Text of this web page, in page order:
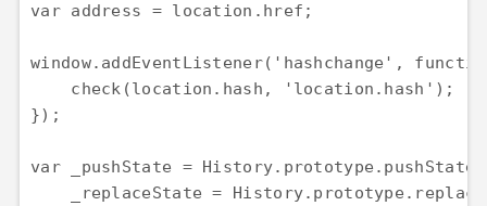
var address = location.href;
window.addEventListener('hashchange',
    check(location.hash, 'location.hash');
});
var _pushState = History.prototype.pushState,
_replaceState =